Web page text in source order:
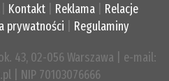
Kontakt Reklama
Relacje
prywatności Regulaminy
43, 02-056 Warszawa | e-mail:
| NIP 70103076666